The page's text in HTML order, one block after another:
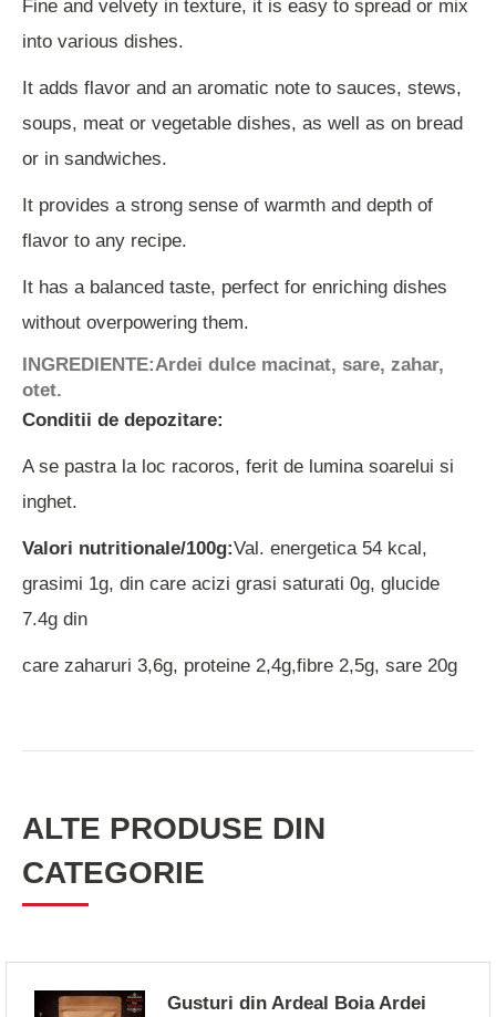
Fine and velvety in texture, it is easy to spread or mix
into various dishes.
It adds flavor and an aromatic note to sauces, stews,
soups, meat or vegetable dishes, as well as on bread
or in sandwiches.
It provides a strong sense of warmth and depth of
flavor to any recipe.
It has a balanced taste, perfect for enriching dishes
without overpowering them.
INGREDIENTE:Ardei dulce macinat, sare, zahar,
otet.
Conditii de depozitare:
A se pastra la loc racoros, ferit de lumina soarelui si
inghet.
Valori nutritionale/100g:Val. energetica 54 kcal,
grasimi 1g, din care acizi grasi saturati 0g, glucide
7.4g din
care zaharuri 3,6g, proteine 2,4g,fibre 2,5g, sare 20g
ALTE PRODUSE DIN
CATEGORIE
Gusturi din Ardeal Boia Ardei